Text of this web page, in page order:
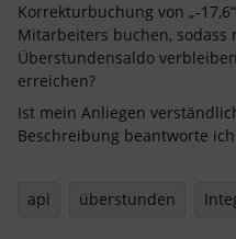
Korrekturbuchung von „-
Mitarbeiters buchen, sodass
Überstundensaldo
erreichen?
Ist mein Anliegen
Beschreibung beantworte
api überstunden